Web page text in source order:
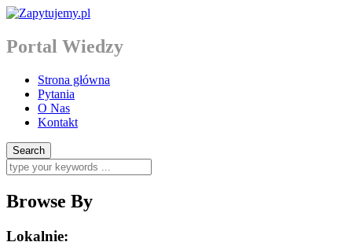
Portal Wiedzy
Strona główna
Pytania
O Nas
Kontakt
Browse By
Lokalnie: